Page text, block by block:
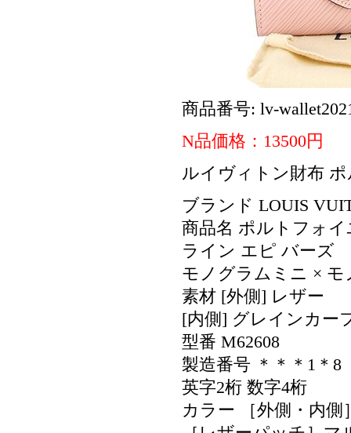
商品番号: lv-
N品価格：13500円
ルイヴィトン財布
ブランド LOUIS
商品名 ポルトフォ
ライン エピ バーズ
モノグラムミニ ×
素材 [外側] レザー
[内側] グレインカー
型番 M62608
製造番号 ＊＊＊1＊8
英字2桁 数字4桁
カラー ［外側・内